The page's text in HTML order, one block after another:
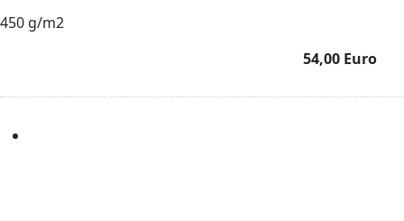
450 g/m2
54,00 Euro